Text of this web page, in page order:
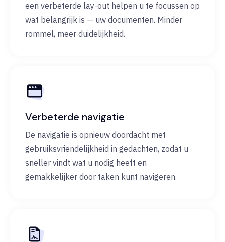
een verbeterde lay-out helpen u te focussen op
wat belangrijk is — uw documenten. Minder
rommel, meer duidelijkheid.
Verbeterde navigatie
De navigatie is opnieuw doordacht met
gebruiksvriendelijkheid in gedachten, zodat u
sneller vindt wat u nodig heeft en
gemakkelijker door taken kunt navigeren.